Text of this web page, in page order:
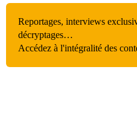
Reportages, interviews
décryptages…
Accédez à l'intégralité des